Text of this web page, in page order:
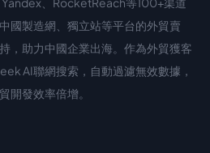
國製造網、獨立站等平台的外貿賣
，助力中國企業出海。作為外貿獲客
AI聯網搜索，自動過濾無效數據，
開發效率倍增。